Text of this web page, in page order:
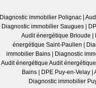
Diagnostic immobilier Polignac
Diagnostic immobilier Saugues
Audit énergétique Brioude
énergétique Saint-Paulien
immobilier Bains
Diagnostic
Audit énergétique Audit
Bains
DPE Puy-en-Velay
Diagnostic immobilier